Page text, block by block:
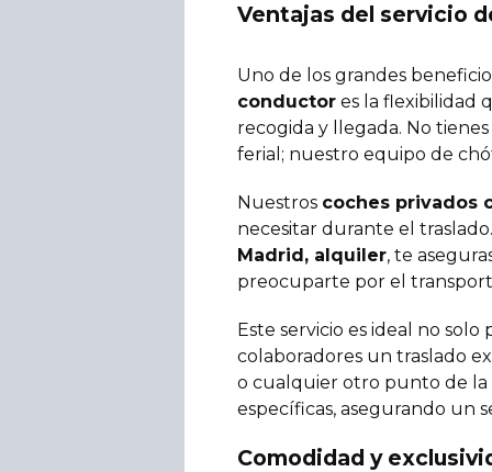
Ventajas del servicio
Uno de los grandes
conductor es la flexibilidad
recogida y llegada. No
ferial; nuestro equipo de
Nuestros coches privados
necesitar durante el
Madrid, alquiler, te
preocuparte por el
Este servicio es ideal no
colaboradores un traslado
o cualquier otro punto de
específicas, asegurando un
Comodidad y